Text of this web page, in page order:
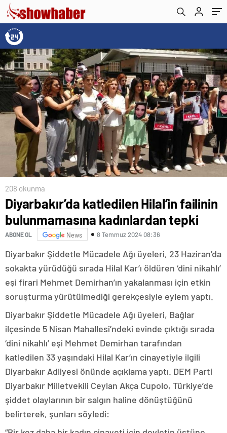
208 okunma
Diyarbakır’da katledilen Hilal’in failinin
bulunmamasına kadınlardan tepki
ABONE OL News 8 Temmuz 2024 08:36
Diyarbakır Şiddetle Mücadele Ağı üyeleri, 23 Haziran’da
sokakta yürüdüğü sırada Hilal Kar’ı öldüren ‘dini nikahlı’
eşi firari Mehmet Demirhan’ın yakalanması için etkin
soruşturma yürütülmediği gerekçesiyle eylem yaptı.
Diyarbakır Şiddetle Mücadele Ağı üyeleri, Bağlar
ilçesinde 5 Nisan Mahallesi’ndeki evinde çıktığı sırada
‘dini nikahlı’ eşi Mehmet Demirhan tarafından
katledilen 33 yaşındaki Hilal Kar’ın cinayetiyle ilgili
Diyarbakır Adliyesi önünde açıklama yaptı. DEM Parti
Diyarbakır Milletvekili Ceylan Akça Cupolo, Türkiye’de
şiddet olaylarının bir salgın haline dönüştüğünü
belirterek, şunları söyledi: